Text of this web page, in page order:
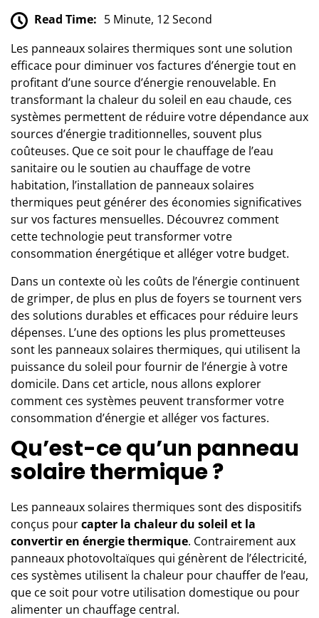
Read Time: 5 Minute, 12 Second
Les panneaux solaires thermiques sont une solution
efficace pour diminuer vos factures d’énergie tout en
profitant d’une source d’énergie renouvelable. En
transformant la chaleur du soleil en eau chaude, ces
systèmes permettent de réduire votre dépendance aux
sources d’énergie traditionnelles, souvent plus
coûteuses. Que ce soit pour le chauffage de l’eau
sanitaire ou le soutien au chauffage de votre
habitation, l’installation de panneaux solaires
thermiques peut générer des économies significatives
sur vos factures mensuelles. Découvrez comment
cette technologie peut transformer votre
consommation énergétique et alléger votre budget.
Dans un contexte où les coûts de l’énergie continuent
de grimper, de plus en plus de foyers se tournent vers
des solutions durables et efficaces pour réduire leurs
dépenses. L’une des options les plus prometteuses
sont les panneaux solaires thermiques, qui utilisent la
puissance du soleil pour fournir de l’énergie à votre
domicile. Dans cet article, nous allons explorer
comment ces systèmes peuvent transformer votre
consommation d’énergie et alléger vos factures.
Qu’est-ce qu’un panneau
solaire thermique ?
Les panneaux solaires thermiques sont des dispositifs
conçus pourcapter la chaleur du soleil et la
convertir en énergie thermique. Contrairement aux
panneaux photovoltaïques qui génèrent de l’électricité,
ces systèmes utilisent la chaleur pour chauffer de l’eau,
que ce soit pour votre utilisation domestique ou pour
alimenter un chauffage central.